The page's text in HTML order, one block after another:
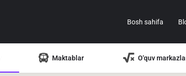
Bosh sahifa
Maktablar O'quv